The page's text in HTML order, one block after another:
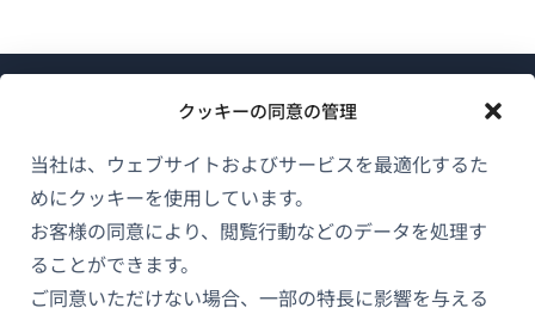
クッキーの同意の管理
当社は、ウェブサイトおよびサービスを最適化するた
めにクッキーを使用しています。
お客様の同意により、閲覧行動などのデータを処理す
ることができます。
ご同意いただけない場合、一部の特長に影響を与える
WPMLについて
GDPRおよびプライバシーポリシー
チームに参加（新